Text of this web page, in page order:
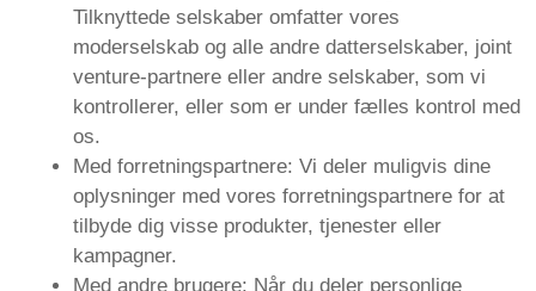
Tilknyttede selskaber omfatter vores
moderselskab og alle andre datterselskaber, joint
venture-partnere eller andre selskaber, som vi
kontrollerer, eller som er under fælles kontrol med
os.
Med forretningspartnere: Vi deler muligvis dine
oplysninger med vores forretningspartnere for at
tilbyde dig visse produkter, tjenester eller
kampagner.
Med andre brugere: Når du deler personlige